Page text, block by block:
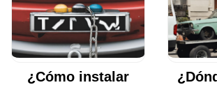
¿Cómo instalar